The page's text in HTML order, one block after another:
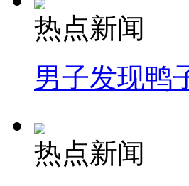
热点新闻
男子发现鸭
热点新闻